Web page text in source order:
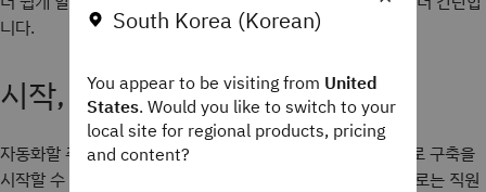
니다.
시작, 테스트 및 조정
자동화할 주요 수동 프로세스를 파악한 후에는 디지털 워크플로 구축을
시작할 수 있습니다. 디지털 워크플로 구현의 일반적인 영역으로는 직원
South Korea (Korean)
You appear to be visiting from United
States. Would you like to switch to your
local site for regional products, pricing
and content?